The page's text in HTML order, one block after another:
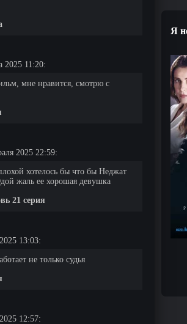
2025 11:20:
мне нравится, смотрю с
2025 22:59:
хотелось бы что бы Неджат
жаль ее хорошая девушка
21 серия
13:03:
не только судья
12:57:
Я